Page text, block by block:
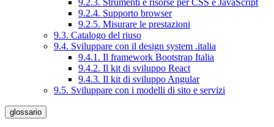
9.2.3. Strumenti e risorse per CSS e JavaScript
9.2.4. Supporto browser
9.2.5. Misurare le prestazioni
9.3. Catalogo del riuso
9.4. Sviluppare con il design system .italia
9.4.1. Il framework Bootstrap Italia
9.4.2. Il kit di sviluppo React
9.4.3. Il kit di sviluppo Angular
9.5. Sviluppare con i modelli di sito e servizi
glossario